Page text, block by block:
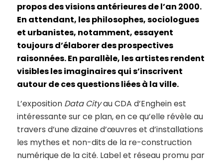
propos des visions antérieures de l’an 2000.
En attendant, les philosophes, sociologues
et urbanistes, notamment, essayent
toujours d’élaborer des prospectives
raisonnées. En parallèle, les artistes rendent
visibles les imaginaires qui s’inscrivent
autour de ces questions liées à la ville.
L’exposition Data Cityau CDA d’Enghein est
intéressante sur ce plan, en ce qu’elle révèle au
travers d’une dizaine d’œuvres et d’installations
les mythes et non-dits de la re-construction
numérique de la cité. Label et réseau promu par